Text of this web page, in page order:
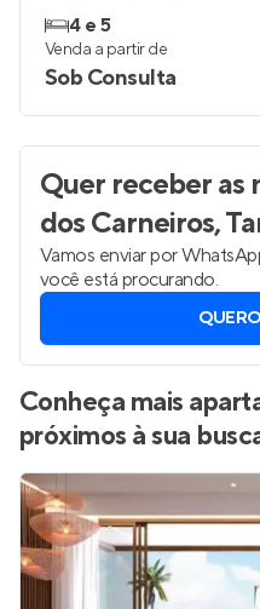
4 e 5
Venda a partir de
Sob Consulta
Quer receber as
dos Carneiros,
Vamos enviar por
você está procurando.
Conheça mais
próximos à sua